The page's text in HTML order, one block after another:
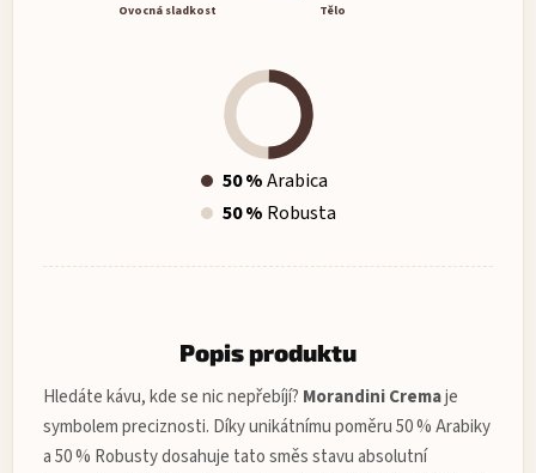
Popis produktu
Hledáte kávu, kde se nic nepřebíjí? Morandini Cremaje
symbolem preciznosti. Díky unikátnímu poměru 50 % Arabiky
a 50 % Robusty dosahuje tato směs stavu absolutní
Tělo
Ovocná sladkost
50 %Arabica
50 % Robusta